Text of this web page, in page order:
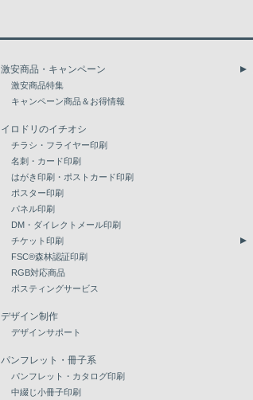
激安商品・キャンペーン
激安商品特集
キャンペーン商品＆お得情報
イロドリのイチオシ
チラシ・フライヤー印刷
名刺・カード印刷
はがき印刷・ポストカード印刷
ポスター印刷
パネル印刷
DM・ダイレクトメール印刷
チケット印刷
FSC®森林認証印刷
RGB対応商品
ポスティングサービス
デザイン制作
デザインサポート
パンフレット・冊子系
パンフレット・カタログ印刷
中綴じ小冊子印刷